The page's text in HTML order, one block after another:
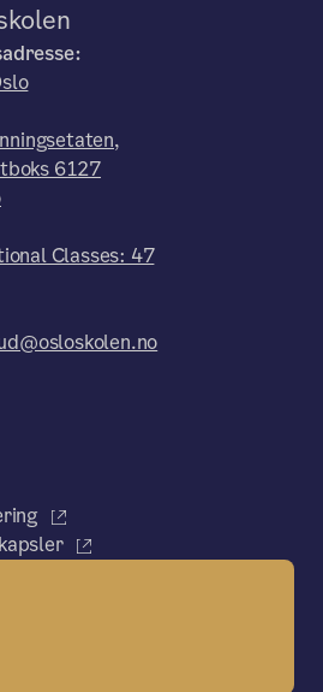
6127
Classes: 47